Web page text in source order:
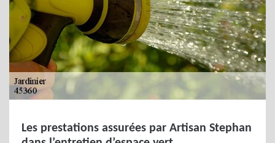
Les prestations assurées par Artisan Stephan